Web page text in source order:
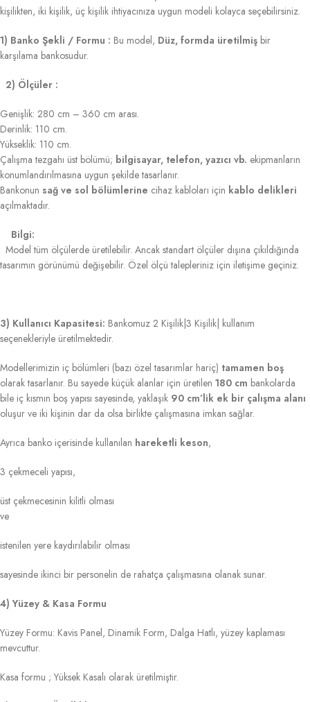
kişilikten, iki kişilik, üç kişilik ihtiyacınıza uygun modeli kolayca seçebilirsiniz.
1) Banko Şekli / Formu : Bu model, Düz, formda üretilmiş bir
karşılama bankosudur.
2) Ölçüler :
Genişlik: 280 cm – 360 cm arası.
Derinlik: 110 cm.
Yükseklik: 110 cm.
Çalışma tezgahı üst bölümü; bilgisayar, telefon, yazıcı vb. ekipmanların
konumlandırılmasına uygun şekilde tasarlanır.
Bankonun sağ ve sol bölümlerine cihaz kabloları için kablo delikleri
açılmaktadır.
Bilgi:
Model tüm ölçülerde üretilebilir. Ancak standart ölçüler dışına çıkıldığında
tasarımın görünümü değişebilir. Özel ölçü talepleriniz için iletişime geçiniz.
3) Kullanıcı Kapasitesi: Bankomuz 2 Kişilik|3 Kişilik| kullanım
seçenekleriyle üretilmektedir.
Modellerimizin iç bölümleri (bazı özel tasarımlar hariç) tamamen boş
olarak tasarlanır. Bu sayede küçük alanlar için üretilen 180 cm bankolarda
bile iç kısmın boş yapısı sayesinde, yaklaşık 90 cm’lik ek bir çalışma alanı
oluşur ve iki kişinin dar da olsa birlikte çalışmasına imkan sağlar.
Ayrıca banko içerisinde kullanılan hareketli keson,
3 çekmeceli yapısı,
üst çekmecesinin kilitli olması
ve
istenilen yere kaydırılabilir olması
sayesinde ikinci bir personelin de rahatça çalışmasına olanak sunar.
4) Yüzey & Kasa Formu
Yüzey Formu: Kavis Panel, Dinamik Form, Dalga Hatlı, yüzey kaplaması
mevcuttur.
Kasa formu ; Yüksek Kasalı olarak üretilmiştir.